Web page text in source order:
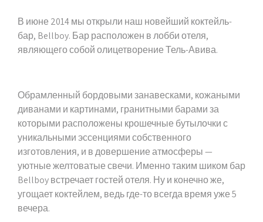
В июне 2014 мы открыли наш новейший коктейль-
бар, Bellboy. Бар расположен в лобби отеля,
являющего собой олицетворение Тель-Авива.
Обрамленный бордовыми занавесками, кожаными
диванами и картинами, гранитными барами за
которыми расположены крошечные бутылочки с
уникальными эссенциями собственного
изготовления, и в довершение атмосферы —
уютные желтоватые свечи. Именно таким шиком бар
Bellboy встречает гостей отеля. Ну и конечно же,
угощает коктейлем, ведь где-то всегда время уже 5
вечера.